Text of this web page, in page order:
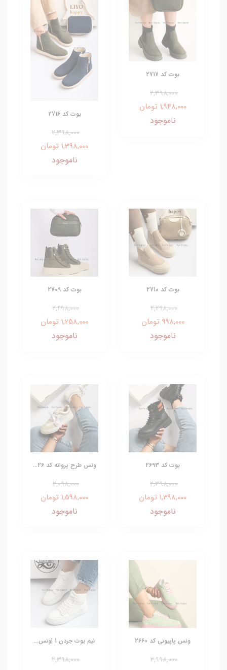
بوت کد 2717
2,398,000
1,948,000 تومان
ناموجود
بوت کد 2716
2,398,000
1,398,000 تومان
ناموجود
بوت کد 2710
2,298,000
998,000 تومان
ناموجود
بوت کد 2709
2,498,000
1,258,000 تومان
ناموجود
بوت کد 2693
2,398,000
1,398,000 تومان
ناموجود
ونس طرح پروانه کد 26...
2,098,000
1,598,000 تومان
ناموجود
ونس پاپیونی کد 2660
2,998,000
نیم بوت جردن 1 |ونس...
2,398,000